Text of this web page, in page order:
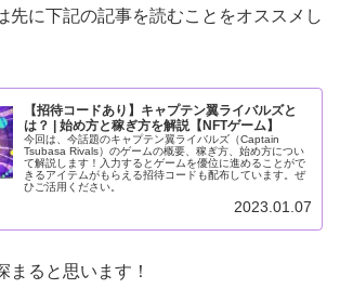
先に下記の記事を読むことをオススメし
【招待コードあり】キャプテン翼ライバルズと
は？ | 始め方と稼ぎ方を解説【NFTゲーム】
今回は、今話題のキャプテン翼ライバルズ（Captain
Tsubasa Rivals）のゲームの概要、稼ぎ方、始め方につい
て解説します！入力するとゲームを優位に進めることがで
きるアイテムがもらえる招待コードも配布しています。ぜ
ひご活用ください。
2023.01.07
まると思います！